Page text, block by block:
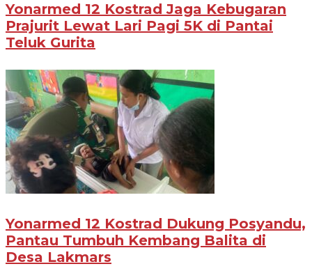
Yonarmed 12 Kostrad Jaga Kebugaran
Prajurit Lewat Lari Pagi 5K di Pantai
Teluk Gurita
Yonarmed 12 Kostrad Dukung Posyandu,
Pantau Tumbuh Kembang Balita di
Desa Lakmars